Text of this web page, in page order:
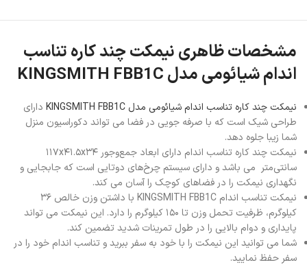
مشخصات ظاهری نیمکت چند کاره تناسب
اندام شیائومی مدل KINGSMITH FBB1C
نیمکت چند کاره تناسب اندام شیائومی مدل KINGSMITH FBB1C
دارای
طراحی شیک است که با صرفه جویی در فضا می تواند دکوراسیون منزل
شما زیبا جلوه دهد.
نیمکت چند کاره تناسب اندام دارای ابعاد جمع‌وجور ۱۱۷x۴۱.۵x۳۴
سانتی‌متر می باشد و دارای سیستم چرخ‌های دوتایی است که جابجایی و
نگهداری نیمکت را در فضاهای کوچک را آسان می کند.
نیمکت تناسب اندام KINGSMITH FBB1C با داشتن وزن خالص ۳۶
کیلوگرم، ظرفیت تحمل وزن تا ۱۵۰ کیلوگرم را دارد. این نیمکت می تواند
پایداری و دوام بالایی را در طول تمرینات شدید تضمین کند.
شما می توانید این نیمکت را با خود به سفر ببرید و تناسب اندام خود را در
سفر حفظ نمایید.